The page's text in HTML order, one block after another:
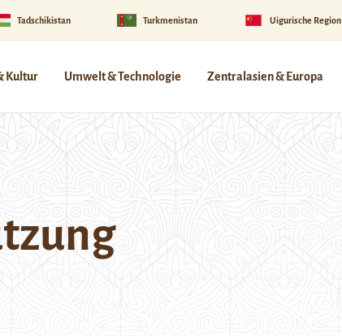
Tadschikistan Turkmenistan Uigurische Region
Kultur Umwelt & Technologie Zentralasien & Europa